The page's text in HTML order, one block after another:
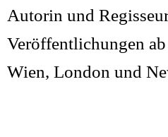
Autorin und
Veröffentlichungen
Wien, London und